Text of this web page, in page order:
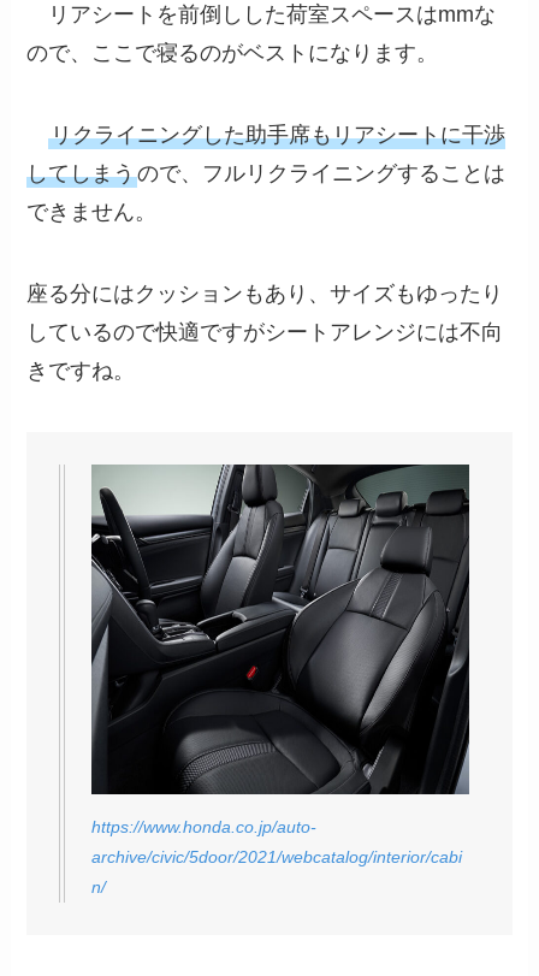
リアシートを前倒しした荷室スペースはmmな
ので、ここで寝るのがベストになります。
リクライニングした助手席もリアシートに干渉
してしまうので、フルリクライニングすることは
できません。
座る分にはクッションもあり、サイズもゆったり
しているので快適ですがシートアレンジには不向
きですね。
https://www.honda.co.jp/auto-
archive/civic/5door/2021/webcatalog/interior/cabi
n/